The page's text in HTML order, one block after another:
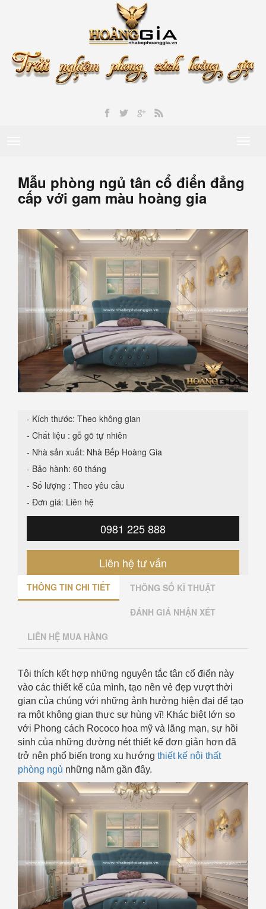
Mẫu phòng ngủ tân cổ điển đẳng
cấp với gam màu hoàng gia
- Kích thước: Theo không gian
- Chất liệu : gỗ gõ tự nhiên
- Nhà sản xuất: Nhà Bếp Hoàng Gia
- Bảo hành: 60 tháng
- Số lượng : Theo yêu cầu
- Đơn giá: Liên hệ
0981 225 888
Liên hệ tư vấn
THÔNG TIN CHI TIẾT THÔNG SỐ KĨ THUẬT
ĐÁNH GIÁ NHẬN XÉT
LIÊN HỆ MUA HÀNG
Tôi thích kết hợp những nguyên tắc tân cổ điển này
vào các thiết kế của mình, tạo nên vẻ đẹp vượt thời
gian của chúng với những ảnh hưởng hiện đại để tạo
ra một không gian thực sự hùng vĩ! Khác biệt lớn so
với Phong cách Rococo hoa mỹ và lãng mạn, sự hồi
sinh của những đường nét thiết kế đơn giản hơn đã
trở nên phổ biến trong xu hướng thiết kế nội thất
phòng ngủ những năm gần đây.